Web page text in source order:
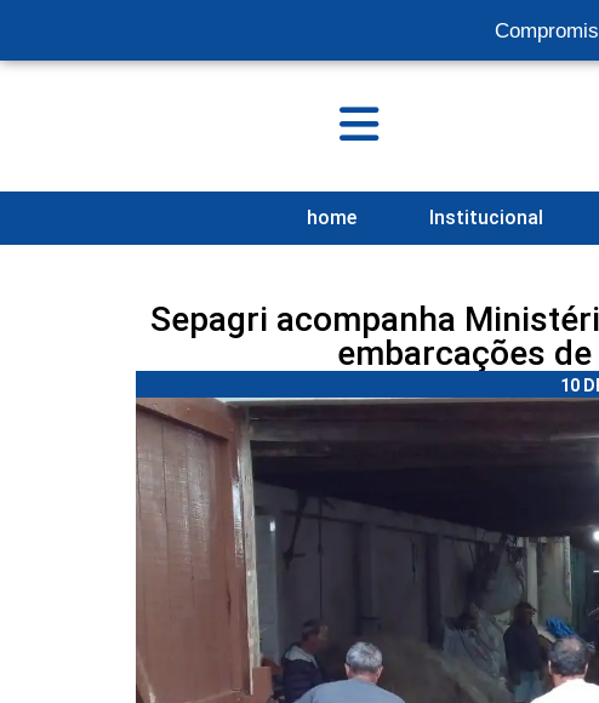
home Institucional
Sepagri acompanha
embarcações
10